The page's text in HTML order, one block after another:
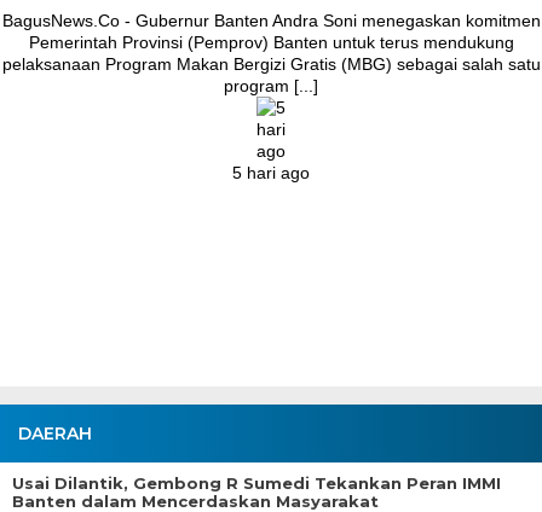
BagusNews.Co – Bupati Tangerang Moch. Maesyal Rasyid,
melakukan peletakan batu pertama (Groundbreaking) rekonstruksi
Jalan Ceplak–Penjamuran dan Jalan Penjamuran–Kronjo, awal
Agustus 2026.Pada acara tersebut, Bupati Maesyal [...]
4 hari ago
DAERAH
Usai Dilantik, Gembong R Sumedi Tekankan Peran IMMI
Banten dalam Mencerdaskan Masyarakat